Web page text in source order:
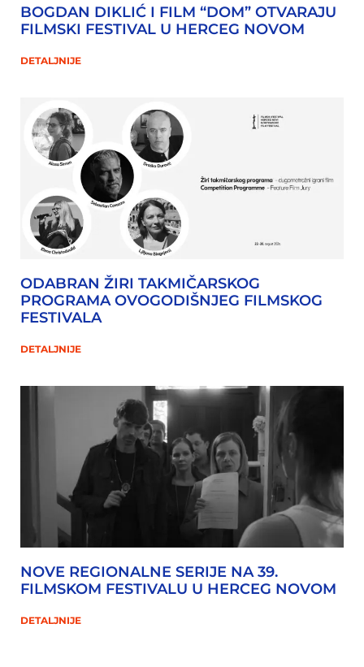
BOGDAN DIKLIĆ I FILM “DOM” OTVARAJU
FILMSKI FESTIVAL U HERCEG NOVOM
DETALJNIJE
ODABRAN ŽIRI TAKMIČARSKOG
PROGRAMA OVOGODIŠNJEG FILMSKOG
FESTIVALA
DETALJNIJE
NOVE REGIONALNE SERIJE NA 39.
FILMSKOM FESTIVALU U HERCEG NOVOM
DETALJNIJE